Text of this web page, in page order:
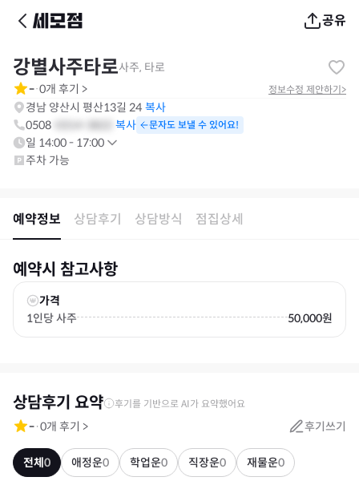
공유
강별사주타로사주, 타로
-·0개 후기 > 정보수정 제안하기 >
경남 양산시 평산13길 24 복사
0508
문자도 보낼 수 있어요!
일 14:00 - 17:00
주차 가능
예약정보 상담후기 상담방식 점집상세
예약시 참고사항
가격
1인당 사주
50,000원
상담후기 요약 후기를 기반으로 AI가 요약했어요
-·0개 후기 > 후기쓰기
전체0 애정운0 학업운0 직장운0 재물운0